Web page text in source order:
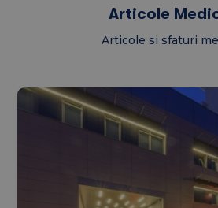
Articole
Articole si sfaturi